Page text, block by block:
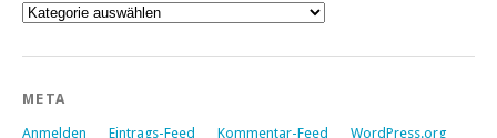
Kategorien
META
Anmelden Eintrags-Feed Kommentar-Feed WordPress.org